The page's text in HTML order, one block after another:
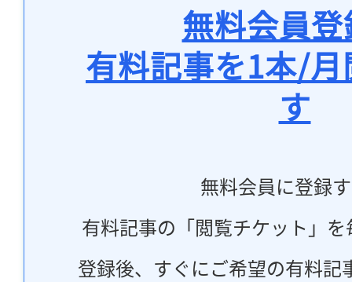
無料会員
有料記事を1本/
す
無料会員に登録
有料記事の「閲覧チケット」
登録後、すぐにご希望の有料記